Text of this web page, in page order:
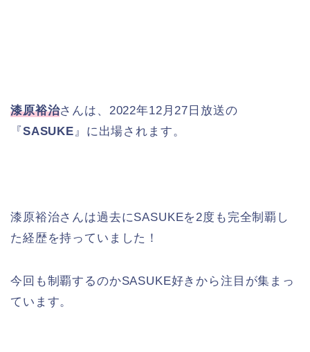
漆原裕治さんは、2022年12月27日放送の
『SASUKE』に出場されます。
漆原裕治さんは過去にSASUKEを2度も完全制覇し
た経歴を持っていました！
今回も制覇するのかSASUKE好きから注目が集まっ
ています。